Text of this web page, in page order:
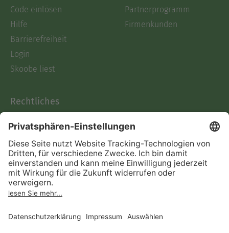
Code einlösen
Hilfe
Barrierefreiheit
Login
Skoobe liest
Partnerprogramm
Firmenkunden
Rechtliches
AGB
Informationen nach Data
Act
Verträge hier kündigen
Impressum